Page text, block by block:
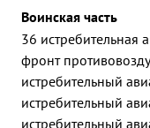
Воинская часть
36 истребительная
фронт
истребительный
истребительный
истребительный